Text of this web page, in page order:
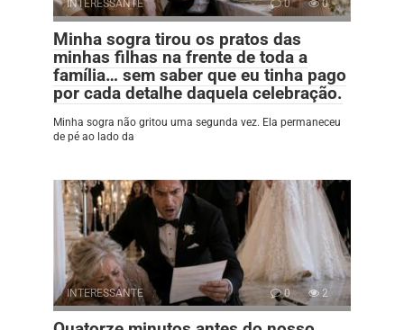
INTERESSANTE 0 0
Minha sogra tirou os pratos das
minhas filhas na frente de toda a
família… sem saber que eu tinha pago
por cada detalhe daquela celebração.
Minha sogra não gritou uma segunda vez. Ela permaneceu
de pé ao lado da
INTERESSANTE 0 2